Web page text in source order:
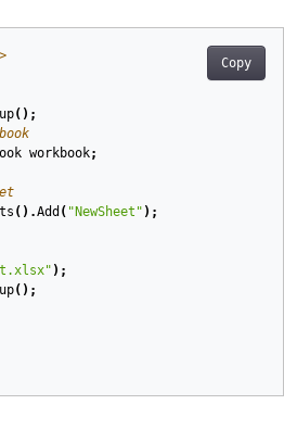
Copy
();
workbook;
().Add ( "NewSheet" );
);
();